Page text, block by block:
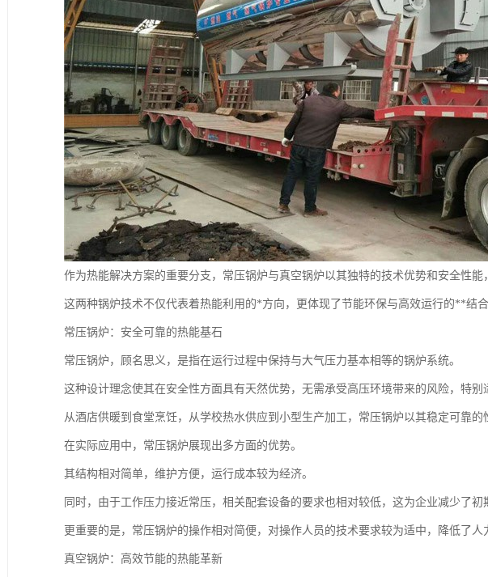
作为热能解决方案的重要分支，常压锅炉与真空锅炉以其独特的技术优势和安全性
这两种锅炉技术不仅代表着热能利用的*方向，更体现了节能环保与高效运行的**结
常压锅炉：安全可靠的热能基石
常压锅炉，顾名思义，是指在运行过程中保持与大气压力基本相等的锅炉系统。
这种设计理念使其在安全性方面具有天然优势，无需承受高压环境带来的风险，特
从酒店供暖到食堂烹饪，从学校热水供应到小型生产加工，常压锅炉以其稳定可靠
在实际应用中，常压锅炉展现出多方面的优势。
其结构相对简单，维护方便，运行成本较为经济。
同时，由于工作压力接近常压，相关配套设备的要求也相对较低，这为企业减少了
更重要的是，常压锅炉的操作相对简便，对操作人员的技术要求较为适中，降低了
真空锅炉：高效节能的热能革新